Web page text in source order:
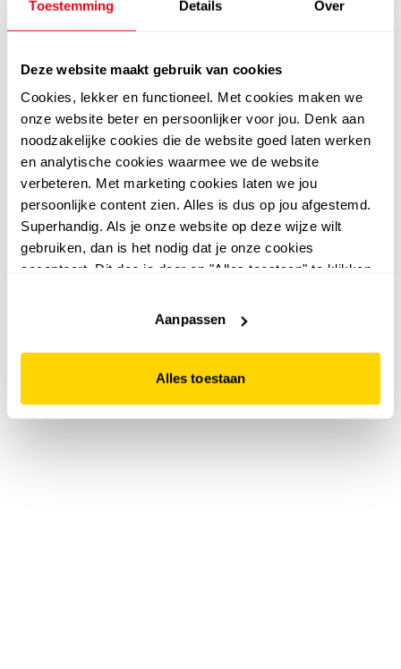
Toestemming Details Over
Deze website maakt gebruik van cookies
Cookies, lekker en functioneel. Met cookies maken we
onze website beter en persoonlijker voor jou. Denk aan
noodzakelijke cookies die de website goed laten werken
en analytische cookies waarmee we de website
verbeteren. Met marketing cookies laten we jou
persoonlijke content zien. Alles is dus op jou afgestemd.
Superhandig. Als je onze website op deze wijze wilt
gebruiken, dan is het nodig dat je onze cookies
accepteert. Dit doe je door op "Alles toestaan" te klikken.
website niet optimaal functioneert.
Aanpassen
Alles toestaan